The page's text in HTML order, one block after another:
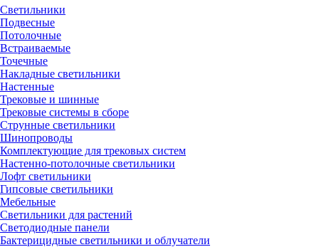
Светильники
Подвесные
Потолочные
Встраиваемые
Точечные
Накладные светильники
Настенные
Трековые и шинные
Трековые системы в сборе
Струнные светильники
Шинопроводы
Комплектующие для трековых систем
Настенно-потолочные светильники
Лофт светильники
Гипсовые светильники
Мебельные
Светильники для растений
Светодиодные панели
Бактерицидные светильники и облучатели